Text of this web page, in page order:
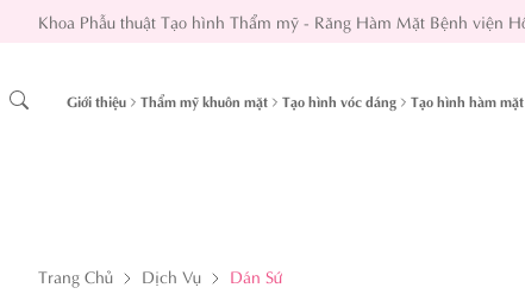
Khoa Phẫu thuật Tạo hình Thẩm mỹ - Răng Hàm Mặt Bệnh viện
Giới thiệu Thẩm mỹ khuôn mặt Tạo hình vóc dáng Tạo hình hàm mặt
Trang Chủ Dịch Vụ Dán Sứ